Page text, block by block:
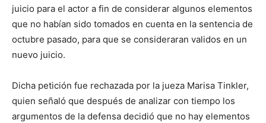
juicio para el actor a fin de considerar algunos elementos
que no habían sido tomados en cuenta en la sentencia de
octubre pasado, para que se consideraran validos en un
nuevo juicio.
Dicha petición fue rechazada por la jueza Marisa Tinkler,
quien señaló que después de analizar con tiempo los
argumentos de la defensa decidió que no hay elementos